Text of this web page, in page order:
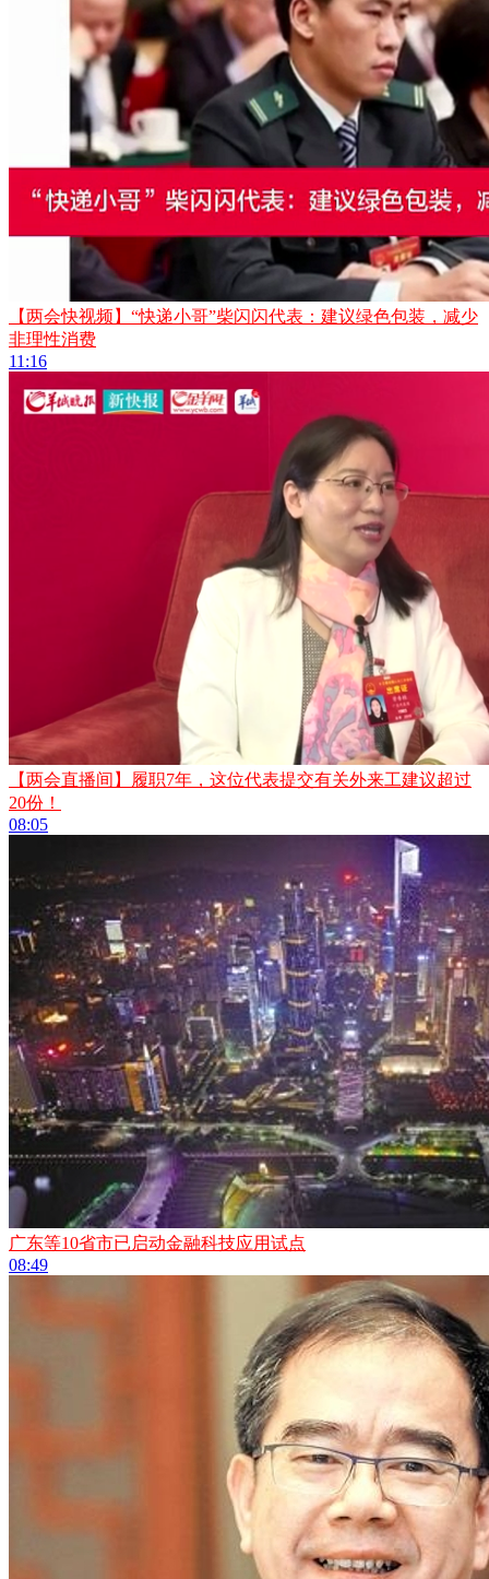
【两会快视频】“快递小哥”柴闪闪代表：建议绿色包装，减少
非理性消费
11:16
【两会直播间】履职7年，这位代表提交有关外来工建议超过
20份！
08:05
广东等10省市已启动金融科技应用试点
08:49